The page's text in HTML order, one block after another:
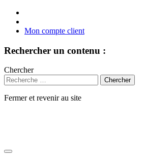
Mon compte client
Rechercher un contenu :
Chercher
Fermer et revenir au site